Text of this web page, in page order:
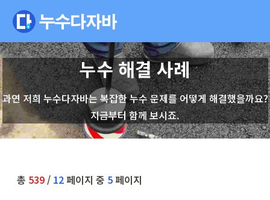
누수 해결 사례
과연 저희 누수다자바는 복잡한 누수 문제를 어떻게 해결했을까요?
지금부터 함께 보시죠.
총 539/ 12페이지 중 5페이지